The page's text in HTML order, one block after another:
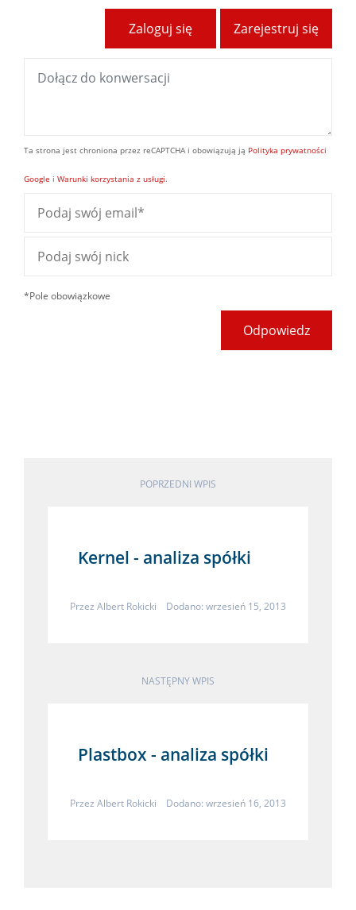
Zarejestruj się
Zaloguj się
Ta strona jest chroniona przez reCAPTCHA i obowiązują ją Polityka prywatności
Google i Warunki korzystania z usługi.
*Pole obowiązkowe
Odpowiedz
POPRZEDNI WPIS
Kernel - analiza spółki
Przez Albert Rokicki Dodano: wrzesień 15, 2013
NASTĘPNY WPIS
Plastbox - analiza spółki
Przez Albert Rokicki Dodano: wrzesień 16, 2013